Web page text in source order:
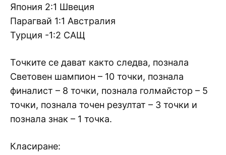
Япония 2:1 Швеция
Парагвай 1:1 Австралия
Турция -1:2 САЩ
Точките се дават както следва, познала
Световен шампион – 10 точки, познала
финалист – 8 точки, познала голмайстор – 5
точки, познала точен резултат – 3 точки и
познала знак – 1 точка.
Класиране: